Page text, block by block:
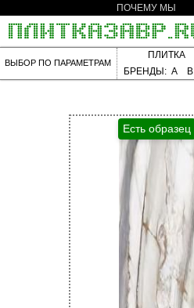
ПОЧЕМУ МЫ
ВЫБОР ПО ПАРАМЕТРАМ
ПЛИТКА
БРЕНДЫ: A B
Есть образец